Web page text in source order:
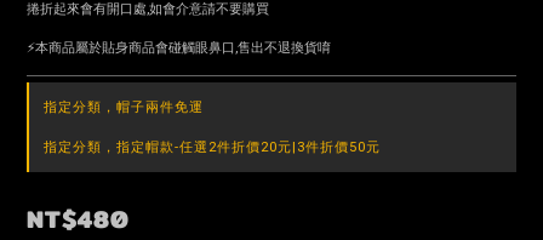
捲折起來會有開口處,如會介意請不要購買
⚡️本商品屬於貼身商品會碰觸眼鼻口,售出不退換貨唷
指定分類，帽子兩件免運
指定分類，指定帽款-任選2件折價20元|3件折價50元
NT$480